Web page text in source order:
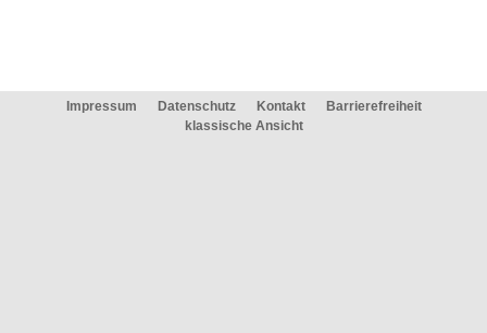
Impressum Datenschutz Kontakt
Barrierefreiheit
klassische Ansicht